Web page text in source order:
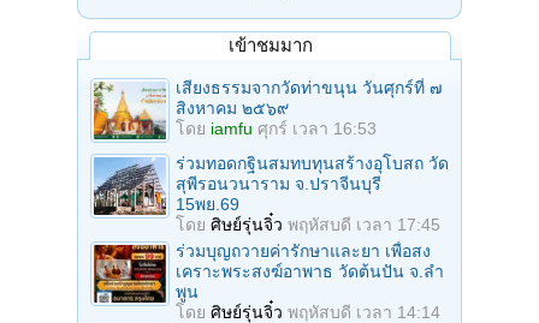
เข้าชมมาก
เสียงธรรมจากวัดท่าขนุน วันศุกร์ที่ ๗
สิงหาคม ๒๕๖๙
โดย iamfu ศุกร์ เวลา 16:53
ร่วมทอดกฐินสมทบทุนสร้างอุโบสถ วัด
สุพีรอนวนาราม จ.ปราจีนบุรี
15พย.69
โดย ศิษย์รุ่นจิ๋ว พฤหัสบดี เวลา 17:45
ร่วมบุญถวายค่ารักษาและยา เพื่อสง
เคราะพระสงฆ์อาพาธ วัดต้นปัน จ.ลํา
พูน
โดย ศิษย์รุ่นจิ๋ว พฤหัสบดี เวลา 14:14